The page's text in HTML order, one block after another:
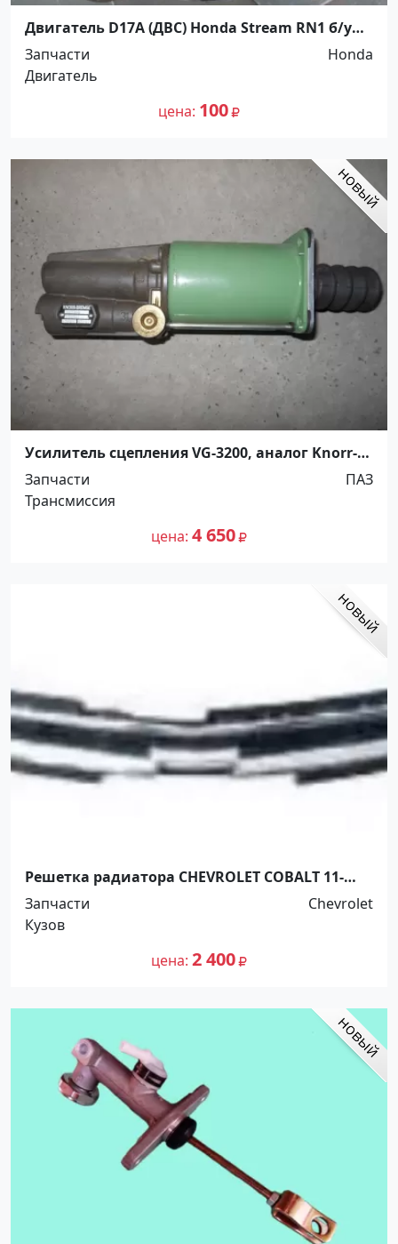
Двигатель D17A (ДВС) Honda Stream RN1 б/у
контрактный контрактный Краснодар
Запчасти
Honda
Двигатель
цена 100
Усилитель сцепления VG-3200, аналог Knorr-
Bremse ПАЗ-3204,ЛИАЗ Краснодар
Запчасти
ПАЗ
Трансмиссия
цена 4 650
Решетка радиатора CHEVROLET COBALT 11-
верхняя Краснодар
Запчасти
Chevrolet
Кузов
цена 2 400